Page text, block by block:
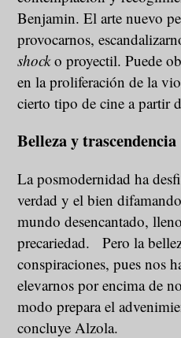
Benjamin. El arte nuevo
provocarnos,
shocko proyectil. Puede
en la proliferación de la
cierto tipo de cine a partir
Belleza y trascendencia
La posmodernidad ha
verdad y el bien
mundo desencantado,
precariedad. Pero la
conspiraciones, pues nos
elevarnos por encima de
modo prepara el
concluye Alzola.